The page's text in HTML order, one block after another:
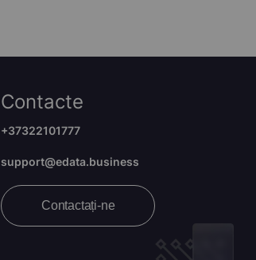
Contacte
+37322101777
support@edata.business
Contactați-ne